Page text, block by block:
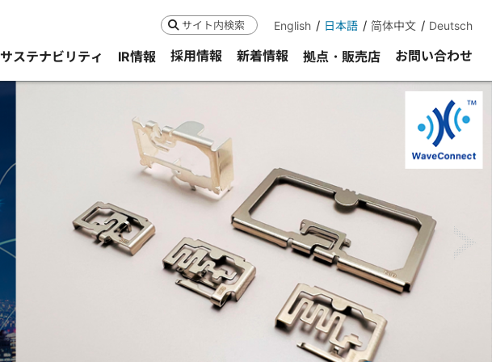
検索 English 日本語 简体中文 Deutsch
サステナビリティ IR情報 採用情報 新着情報 拠点・販売店 お問い合わせ